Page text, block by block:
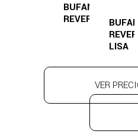
BUFANDA
REVERSIBLE
VER
LISA